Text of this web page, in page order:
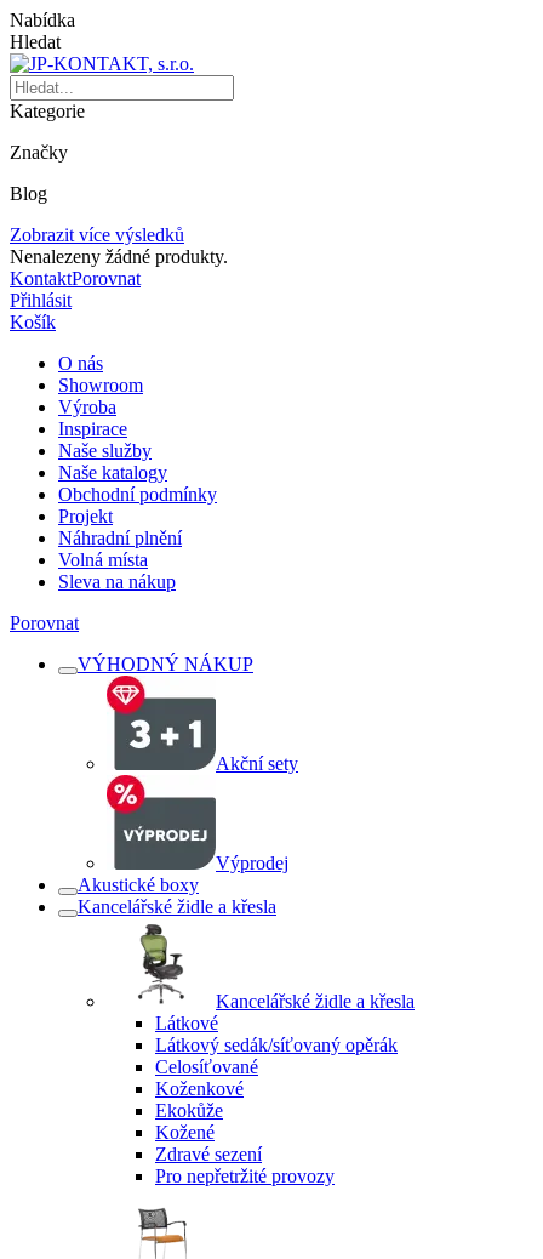
Nabídka
Hledat
Kategorie
Značky
Blog
Zobrazit více výsledků
Nenalezeny žádné produkty.
KontaktPorovnat
Přihlásit
Košík
O nás
Showroom
Výroba
Inspirace
Naše služby
Naše katalogy
Obchodní podmínky
Projekt
Náhradní plnění
Volná místa
Sleva na nákup
Porovnat
VÝHODNÝ NÁKUP
Akční sety
Výprodej
Akustické boxy
Kancelářské židle a křesla
Kancelářské židle a křesla
Látkové
Látkový sedák/síťovaný opěrák
Celosíťované
Koženkové
Ekokůže
Kožené
Zdravé sezení
Pro nepřetržité provozy